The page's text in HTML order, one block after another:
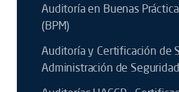
Auditoría en Buenas
(BPM)
Auditoría y Certificación de
Administración de